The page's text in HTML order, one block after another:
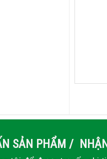
SẢN PHẨM /